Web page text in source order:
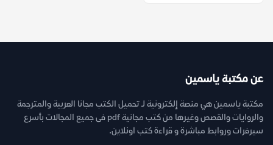
عن مكتبة ياسمين
مكتبة ياسمين هي منصة إلكترونية لـ تحميل الكتب مجانا العربية والمترجمة
والروايات والقصص وغيرها من كتب مجانية pdf فى جميع المجالات بأسرع
سيرفرات وروابط مباشرة و قراءة كتب اونلاين.